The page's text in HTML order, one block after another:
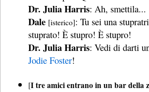
Dr. Julia Harris: Ah, smettila...
Dale [isterico]: Tu sei una
stuprato! È stupro! È stupro!
Dr. Julia Harris: Vedi di darti
Jodie Foster!
[I tre amici entrano in un bar della